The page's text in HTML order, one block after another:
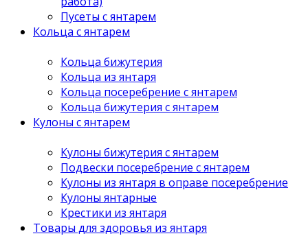
Пусеты с янтарем
Кольца с янтарем
Кольца бижутерия
Кольца из янтаря
Кольца посеребрение с янтарем
Кольца бижутерия с янтарем
Кулоны с янтарем
Кулоны бижутерия с янтарем
Подвески посеребрение с янтарем
Кулоны из янтаря в оправе посеребрение
Кулоны янтарные
Крестики из янтаря
Товары для здоровья из янтаря